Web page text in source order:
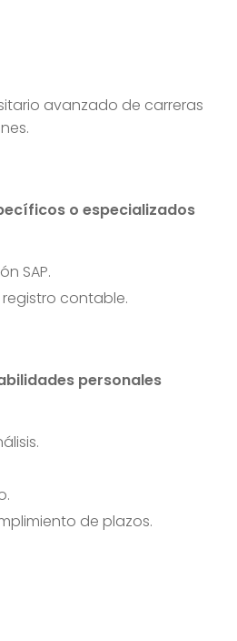
avanzado de carreras
o especializados
SAP.
contable.
personales
de plazos.